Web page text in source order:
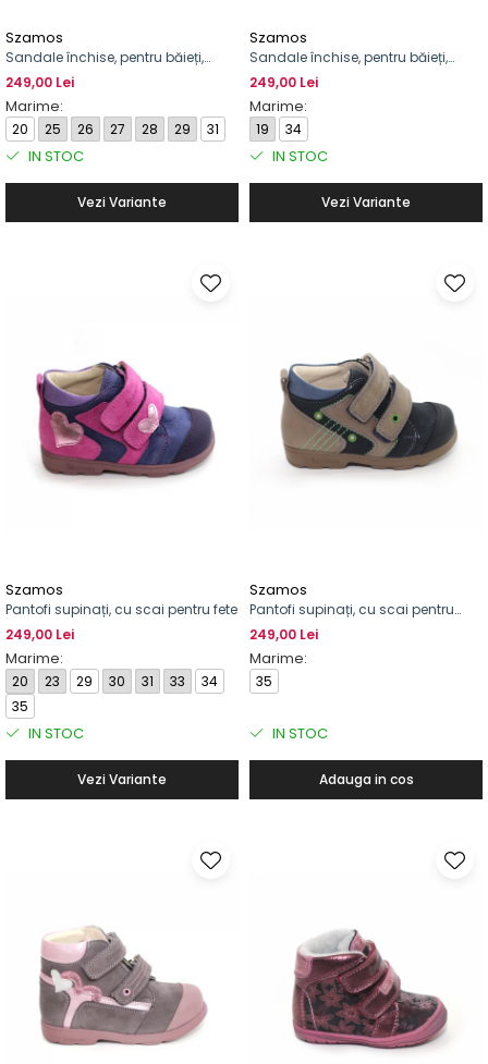
Szamos
Sandale închise, pentru băieți,
supinat
249,00 Lei
Marime:
20 25 26 27 28 29 31
IN STOC
Vezi Variante
Szamos
Sandale închise, pentru băieți,
supinat, model cu vapor
249,00 Lei
Marime:
19 34
IN STOC
Vezi Variante
Szamos
Pantofi supinați, cu scai pentru fete
249,00 Lei
Marime:
20 23 29 30 31 33
34
35
IN STOC
Vezi Variante
Szamos
Pantofi supinați, cu scai pentru
baieti
249,00 Lei
Marime:
35
IN STOC
Adauga in cos